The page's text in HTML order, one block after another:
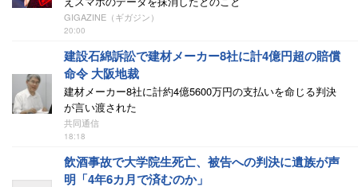
GIGAZINE（ギガジン）
20:00
建設石綿訴訟で建材メーカー8社に計4億円超の賠償
命令 大阪地裁
建材メーカー8社に計約4億5600万円の支払いを命じる判決
が言い渡された
共同通信
18:18
飲酒事故で大学院生死亡、被告への判決に遺族が声
明「4年6カ月で済むのか」